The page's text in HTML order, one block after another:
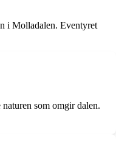
i Molladalen. Eventyret
som omgir dalen.